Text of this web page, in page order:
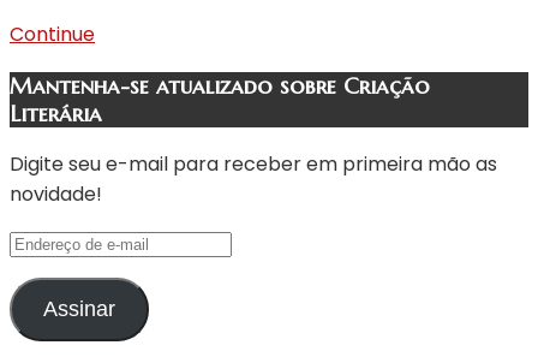
Continue
Mantenha-se atualizado sobre Criação
Literária
Digite seu e-mail para receber em primeira mão as
novidade!
Endereço
de
e-
mail
Assinar